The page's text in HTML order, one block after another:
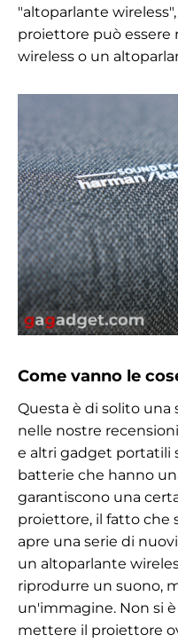
"altoparlante
proiettore può essere
wireless o un
Come vanno le
Questa è di solito una
nelle nostre
e altri gadget portatili
batterie che hanno
garantiscono una
proiettore, il fatto che
apre una serie di
un altoparlante
riprodurre un suono,
un'immagine. Non si
mettere il proiettore